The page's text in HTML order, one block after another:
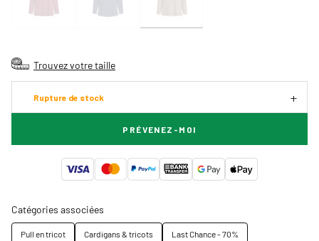
Trouvez votre taille
Rupture de stock
PRÉVENEZ-MOI
Catégories associées
Pull en tricot Cardigans & tricots Last Chance - 70%